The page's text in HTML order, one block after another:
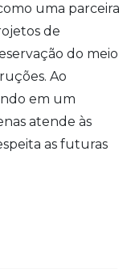
uma parceira
de
do meio
Ao
em um
atende às
as futuras